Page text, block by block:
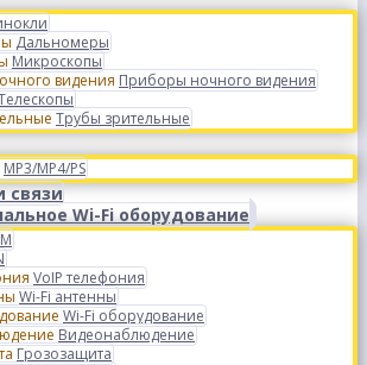
Дальномеры
Микроскопы
Приборы ночного видения
Трубы зрительные
MP3/MP4/PS
связи
Wi-Fi оборудование
VoIP телефония
Wi-Fi антенны
Wi-Fi оборудование
Видеонаблюдение
Грозозащита